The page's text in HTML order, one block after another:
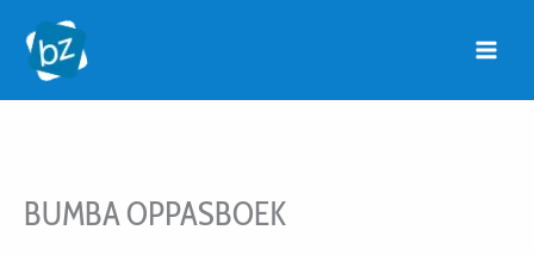
naar
BUMBA OPPASBOEK